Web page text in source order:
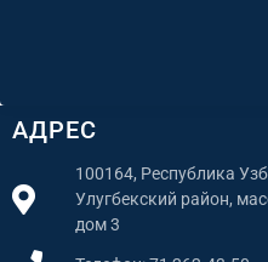
АДРЕС
100164, Республика
Улугбекский район,
дом 3